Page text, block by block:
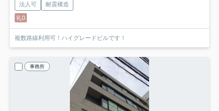
法人可
耐震構造
礼0
複数路線利用可！ハイグレードビルです！
事務所